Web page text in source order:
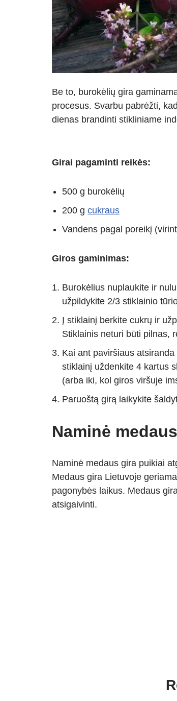
Be to, burokėlių gira
procesus. Svarbu pabrėžti,
dienas brandinti stikliniame
Girai pagaminti reikės:
500 g burokėlių
200 g cukraus
Vandens pagal poreikį
Giros gaminimas:
Burokėlius nuplaukite ir
užpildykite 2/3 stiklainio
Į stiklainį berkite cukrų ir
Stiklainis neturi būti pilnas,
Kai ant paviršiaus
stiklainį uždenkite 4 kartus
(arba iki, kol giros viršuje
Paruoštą girą laikykite
Naminė
Naminė medaus gira puikiai
Medaus gira Lietuvoje
pagonybės laikus. Medaus
atsigaivinti.